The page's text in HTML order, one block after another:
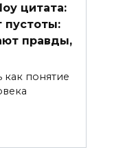
цитата:
пустоты:
правды,
понятие